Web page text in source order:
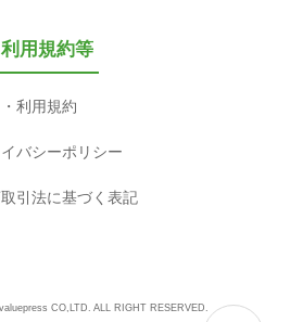
利用規約等
利用規約
バシーポリシー
引法に基づく表記
CO,LTD. ALL RIGHT RESERVED.